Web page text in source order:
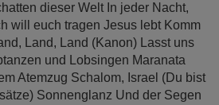
dieser Welt In jeder Nacht,
will euch tragen Jesus lebt Komm
Land, Land (Kanon) Lasst uns
und Lobsingen Maranata
Atemzug Schalom, Israel (Du bist
Sonnenglanz Und der Segen